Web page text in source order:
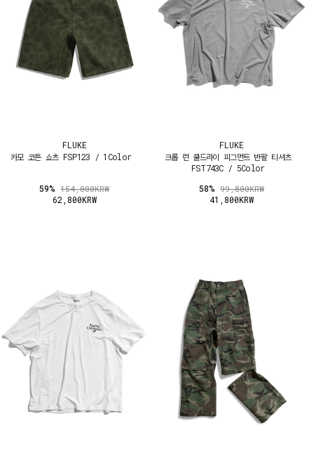
FLUKE
카모 코튼 쇼츠 FSP123 / 1Color
59%154,000KRW
62,800KRW
FLUKE
크롭 런 쿨드라이 피그먼트 반팔 티셔츠
FST743C / 5Color
58% 99,800KRW
41,800KRW